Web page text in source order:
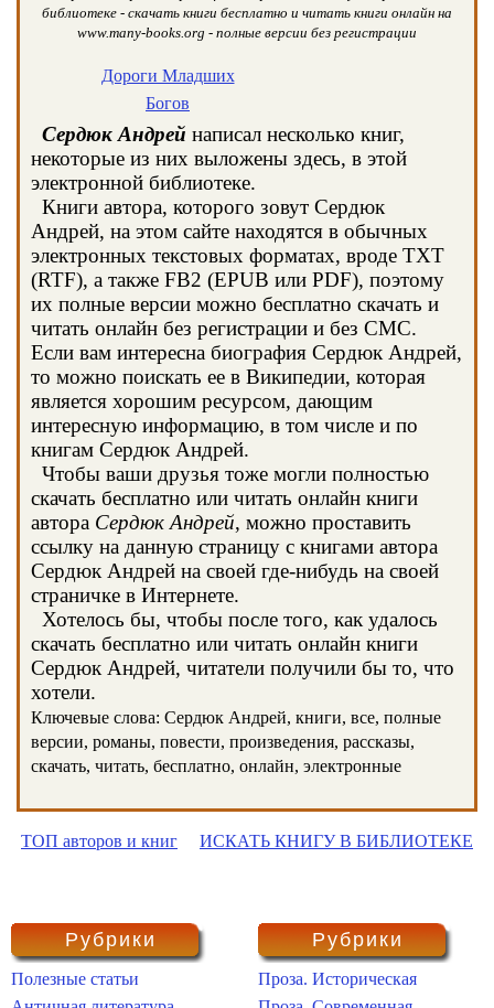
библиотеке - скачать книги бесплатно и читать книги онлайн на
www.many-books.org - полные версии без регистрации
Дороги Младших
Богов
Сердюк Андрей написал несколько книг,
некоторые из них выложены здесь, в этой
электронной библиотеке.
Книги автора, которого зовут Сердюк
Андрей, на этом сайте находятся в обычных
электронных текстовых форматах, вроде TXT
(RTF), а также FB2 (EPUB или PDF), поэтому
их полные версии можно бесплатно скачать и
читать онлайн без регистрации и без СМС.
Если вам интересна биография Сердюк Андрей,
то можно поискать ее в Википедии, которая
является хорошим ресурсом, дающим
интересную информацию, в том числе и по
книгам Сердюк Андрей.
Чтобы ваши друзья тоже могли полностью
скачать бесплатно или читать онлайн книги
автора Сердюк Андрей, можно проставить
ссылку на данную страницу с книгами автора
Сердюк Андрей на своей где-нибудь на своей
страничке в Интернете.
Хотелось бы, чтобы после того, как удалось
скачать бесплатно или читать онлайн книги
Сердюк Андрей, читатели получили бы то, что
хотели.
Ключевые слова: Сердюк Андрей, книги, все, полные
версии, романы, повести, произведения, рассказы,
скачать, читать, бесплатно, онлайн, электронные
ТОП авторов и книг ИСКАТЬ КНИГУ В БИБЛИОТЕКЕ
Рубрики
Полезные статьи
Рубрики
Проза. Историческая